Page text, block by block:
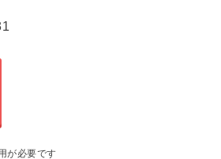
が必要です